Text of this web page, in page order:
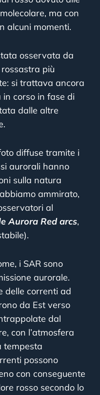
ma con
alcuni momenti.
osservata da
più
si trattava ancora
in corso in fase di
dalle altre
diffuse tramite i
aurorali hanno
sulla natura
ammirato,
al
Aurora Red arcs,
i SAR sono
aurorale.
delle correnti ad
da Est verso
dal
con l’atmosfera
tempesta
possono
con conseguente
rosso secondo lo